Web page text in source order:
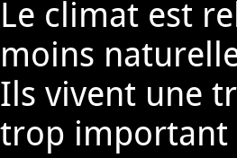
Le climat est
moins
Ils vivent une
trop important